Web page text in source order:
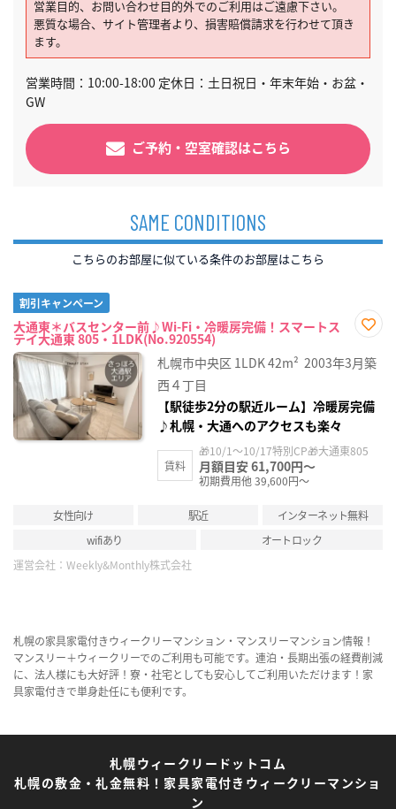
営業目的、お問い合わせ目的外でのご利用はご遠慮下さい。
悪質な場合、サイト管理者より、損害賠償請求を行わせて頂き
ます。
営業時間：10:00-18:00 定休日：土日祝日・年末年始・お盆・
GW
ご予約・空室確認はこちら
SAME CONDITIONS
こちらのお部屋に似ている条件のお部屋はこちら
割引キャンペーン
大通東＊バスセンター前♪Wi-Fi・冷暖房完備！スマートス
テイ大通東 805・1LDK(No.920554)
に入
り登
札幌市中央区 1LDK42m² 2003年3月築
西４丁目
【駅徒歩2分の駅近ルーム】冷暖房完備
♪札幌・大通へのアクセスも楽々
賃料
🎁10/1～10/17特別CP🎁大通東805
月額目安 61,700円～
初期費用他 39,600円～
女性向け 駅近
インターネット無料
wifiあり
オートロック
運営会社： Weekly&Monthly株式会社
札幌の家具家電付きウィークリーマンション・マンスリーマンション情報！
マンスリー＋ウィークリーでのご利用も可能です。連泊・長期出張の経費削減
に、法人様にも大好評！寮・社宅としても安心してご利用いただけます！家
具家電付きで単身赴任にも便利です。
札幌ウィークリードットコム
札幌の敷金・礼金無料！家具家電付きウィークリーマンショ
ン